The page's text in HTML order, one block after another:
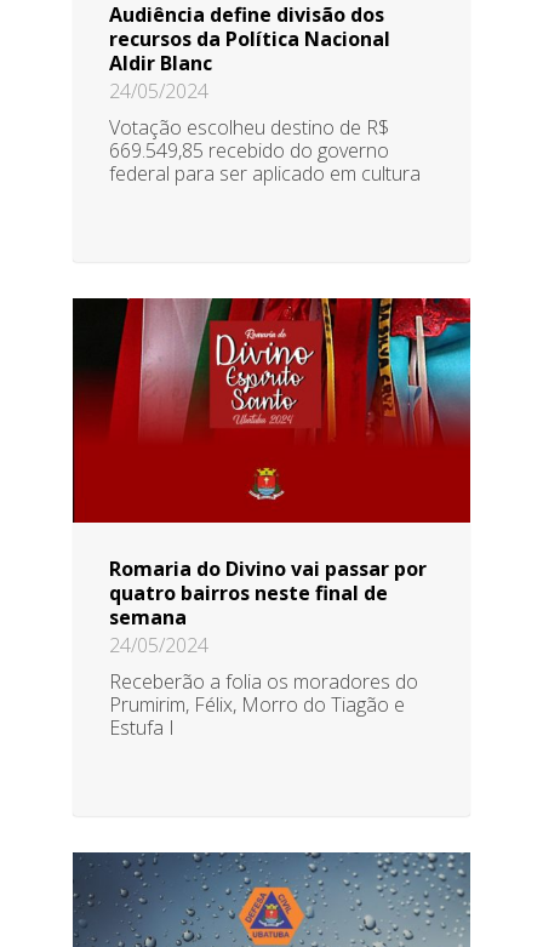
Audiência define divisão dos
recursos da Política Nacional
Aldir Blanc
24/05/2024
Votação escolheu destino de R$
669.549,85 recebido do governo
federal para ser aplicado em cultura
Romaria do Divino vai passar por
quatro bairros neste final de
semana
24/05/2024
Receberão a folia os moradores do
Prumirim, Félix, Morro do Tiagão e
Estufa I